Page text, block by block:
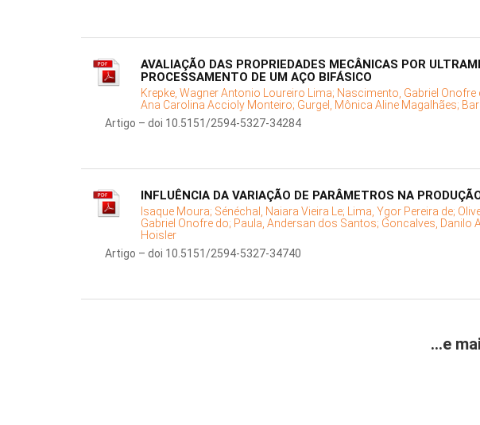
AVALIAÇÃO DAS PROPRIEDADES MECÂNICAS POR
PROCESSAMENTO DE UM AÇO BIFÁSICO
Krepke, Wagner Antonio Loureiro Lima; Nascimento, Gabriel Onofre
Ana Carolina Accioly Monteiro; Gurgel, Mônica Aline Magalhães;
Artigo – doi 10.5151/2594-5327-34284
INFLUÊNCIA DA VARIAÇÃO DE PARÂMETROS NA
Isaque Moura; Sénéchal, Naiara Vieira Le; Lima, Ygor Pereira de;
Gabriel Onofre do; Paula, Andersan dos Santos; Goncalves, Danilo
Hoisler
Artigo – doi 10.5151/2594-5327-34740
...e